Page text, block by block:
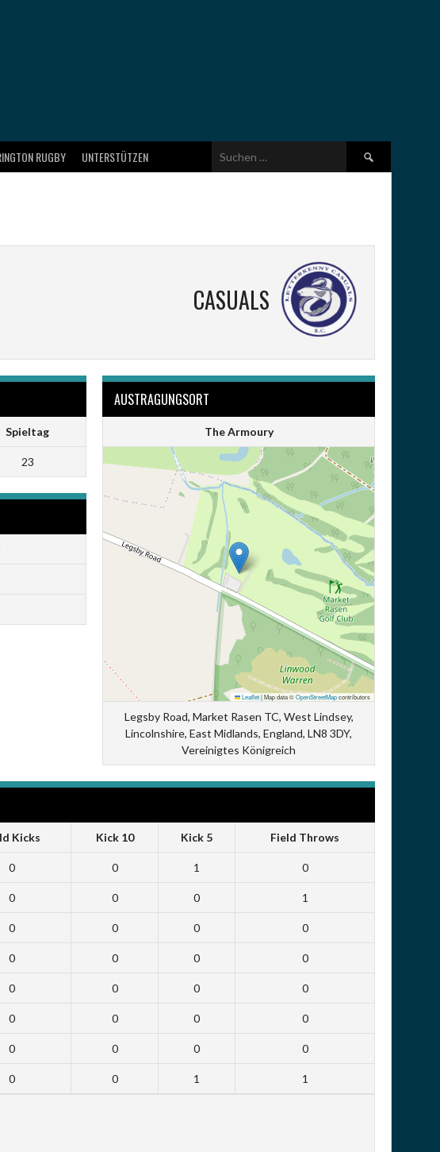
RUGBY UNTERSTÜTZEN
Suchen
nach:
CASUALS
AUSTRAGUNGSORT
The Armoury
Leaflet|Map data ©OpenStreetMapcontributors
Legsby Road, Market Rasen TC, West Lindsey,
Lincolnshire, East Midlands, England, LN8 3DY,
Vereinigtes Königreich
Spieltag
23
Kicks Kick 10 Kick 5 Field Throws
0 0 1 0
0 0 0 1
0 0 0 0
0 0 0 0
0 0 0 0
0 0 0 0
0 0 0 0
0 0 1 1